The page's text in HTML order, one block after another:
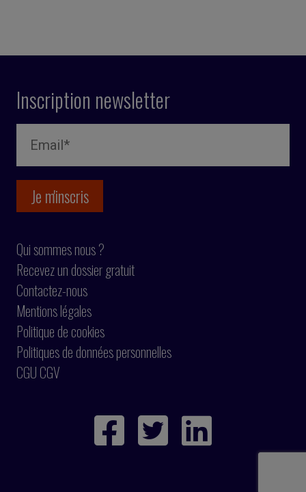
Inscription newsletter
Qui sommes nous ?
Recevez un dossier gratuit
Contactez-nous
Mentions légales
Politique de cookies
Politiques de données personnelles
CGU CGV